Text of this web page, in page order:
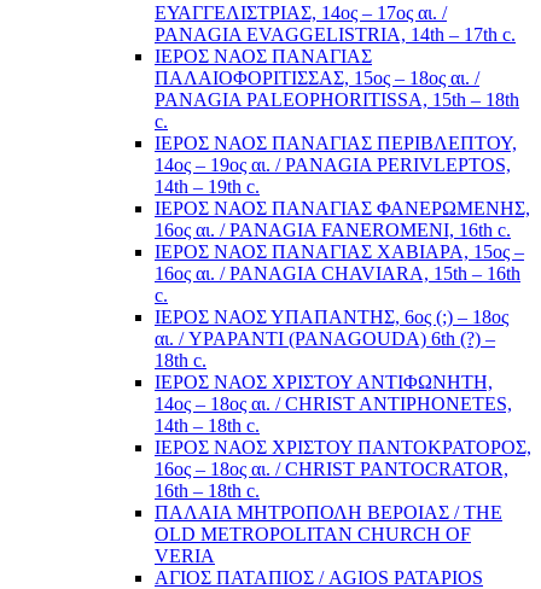
ΕΥΑΓΓΕΛΙΣΤΡΙΑΣ, 14ος – 17ος αι. /
PANAGIA EVAGGELISTRIA, 14th – 17th c.
ΙΕΡΟΣ ΝΑΟΣ ΠΑΝΑΓΙΑΣ
ΠΑΛΑΙΟΦΟΡΙΤΙΣΣΑΣ, 15ος – 18ος αι. /
PANAGIA PALEOPHORITISSA, 15th – 18th
c.
ΙΕΡΟΣ ΝΑΟΣ ΠΑΝΑΓΙΑΣ ΠΕΡΙΒΛΕΠΤΟΥ,
14ος – 19ος αι. / PANAGIA PERIVLEPTOS,
14th – 19th c.
ΙΕΡΟΣ ΝΑΟΣ ΠΑΝΑΓΙΑΣ ΦΑΝΕΡΩΜΕΝΗΣ,
16ος αι. / PANAGIA FANEROMENI, 16th c.
ΙΕΡΟΣ ΝΑΟΣ ΠΑΝΑΓΙΑΣ ΧΑΒΙΑΡΑ, 15ος –
16ος αι. / PANAGIA CHAVIARA, 15th – 16th
c.
ΙΕΡΟΣ ΝΑΟΣ ΥΠΑΠΑΝΤΗΣ, 6ος (;) – 18ος
αι. / YPAPANTI (PANAGOUDA) 6th (?) –
18th c.
ΙΕΡΟΣ ΝΑΟΣ ΧΡΙΣΤΟΥ ΑΝΤΙΦΩΝΗΤΗ,
14ος – 18ος αι. / CHRIST ANTIPHONETES,
14th – 18th c.
ΙΕΡΟΣ ΝΑΟΣ ΧΡΙΣΤΟΥ ΠΑΝΤΟΚΡΑΤΟΡΟΣ,
16ος – 18ος αι. / CHRIST PANTOCRATOR,
16th – 18th c.
ΠΑΛΑΙΑ ΜΗΤΡΟΠΟΛΗ ΒΕΡΟΙΑΣ / THE
OLD METROPOLITAN CHURCH OF
VERIA
ΑΓΙΟΣ ΠΑΤΑΠΙΟΣ / AGIOS PATAPIOS